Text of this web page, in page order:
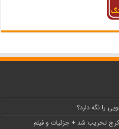
را نگه دارد؟
تخریب شد + جزئیات و فیلم